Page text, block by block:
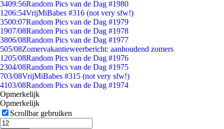
3409:56Random Pics van de Dag #1980
1206:54VrijMiBabes #316 (not very sfw!)
3500:07Random Pics van de Dag #1979
1907/08Random Pics van de Dag #1978
3806/08Random Pics van de Dag #1977
505/08Zomervakantieweerbericht: aanhoudend zomers
1205/08Random Pics van de Dag #1976
2304/08Random Pics van de Dag #1975
703/08VrijMiBabes #315 (not very sfw!)
4103/08Random Pics van de Dag #1974
Opmerkelijk
Opmerkelijk
Scrollbar gebruiken